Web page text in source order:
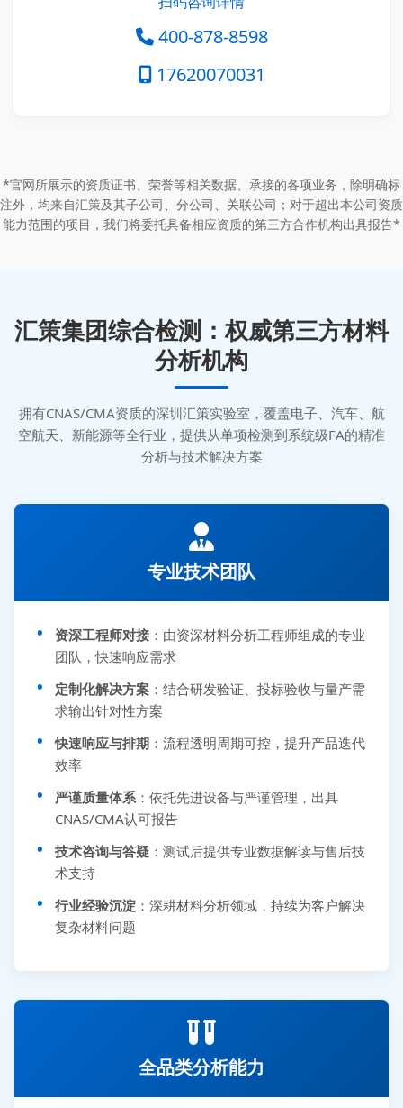
400-878-8598
17620070031
*官网所展示的资质证书、荣誉等相关数据、承接的各项业务，除明确标
注外，均来自汇策及其子公司、分公司、关联公司；对于超出本公司资质
能力范围的项目，我们将委托具备相应资质的第三方合作机构出具报告*
汇策集团综合检测：权威第三方材料
分析机构
拥有CNAS/CMA资质的深圳汇策实验室，覆盖电子、汽车、航
空航天、新能源等全行业，提供从单项检测到系统级FA的精准
分析与技术解决方案
专业技术团队
资深工程师对接 ：由资深材料分析工程师组成的专业
团队，快速响应需求
定制化解决方案 ：结合研发验证、投标验收与量产需
求输出针对性方案
快速响应与排期 ：流程透明周期可控，提升产品迭代
效率
严谨质量体系 ：依托先进设备与严谨管理，出具
CNAS/CMA认可报告
技术咨询与答疑 ：测试后提供专业数据解读与售后技
术支持
行业经验沉淀 ：深耕材料分析领域，持续为客户解决
复杂材料问题
全品类分析能力